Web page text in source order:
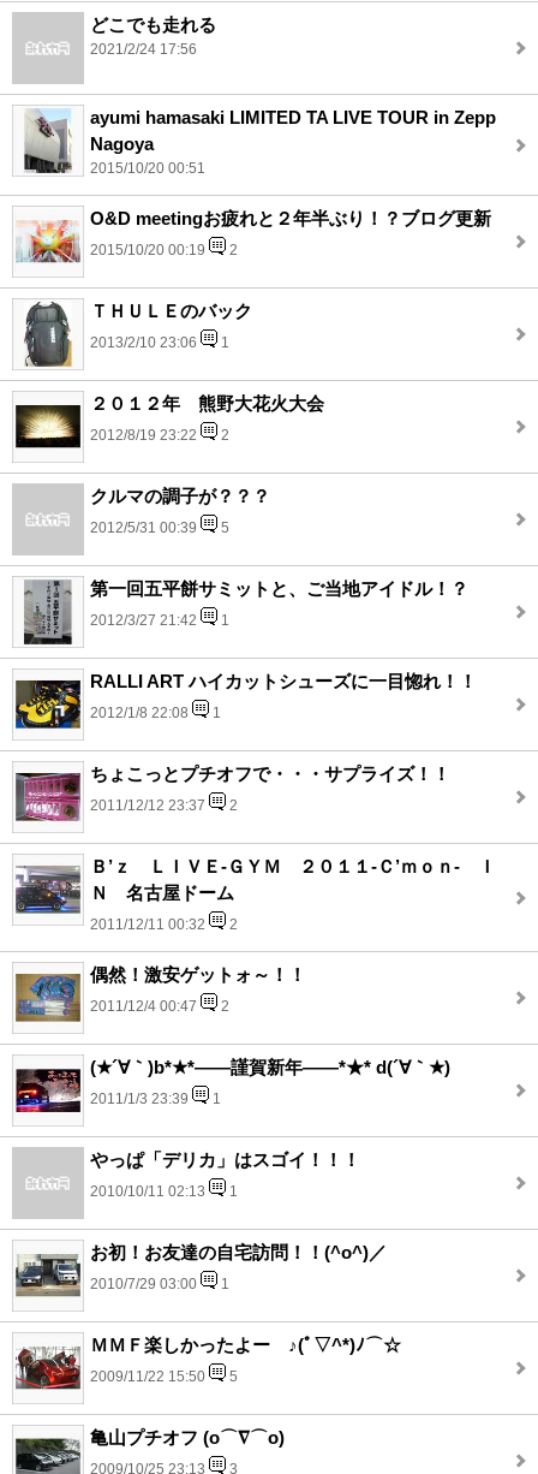
どこでも走れる
2021/2/24 17:56
ayumi hamasaki LIMITED TA LIVE TOUR in Zepp
Nagoya
2015/10/20 00:51
O&D meetingお疲れと２年半ぶり！？ブログ更新
2015/10/20 00:19 2
ＴＨＵＬＥのバック
2013/2/10 23:06 1
２０１２年 熊野大花火大会
2012/8/19 23:22 2
クルマの調子が？？？
2012/5/31 00:39 5
第一回五平餅サミットと、ご当地アイドル！？
2012/3/27 21:42 1
RALLI ART ハイカットシューズに一目惚れ！！
2012/1/8 22:08 1
ちょこっとプチオフで・・・サプライズ！！
2011/12/12 23:37 2
Ｂ’ｚ ＬＩＶＥ-ＧＹＭ ２０１１-Ｃ’ｍｏｎ- Ｉ
Ｎ 名古屋ドーム
2011/12/11 00:32 2
偶然！激安ゲットォ～！！
2011/12/4 00:47 2
(★´∀｀)b*★*――謹賀新年――*★* d(´∀｀★)
2011/1/3 23:39 1
やっぱ「デリカ」はスゴイ！！！
2010/10/11 02:13 1
お初！お友達の自宅訪問！！(^o^)／
2010/7/29 03:00 1
ＭＭＦ楽しかったよー ♪(ﾟ▽^*)ﾉ⌒☆
2009/11/22 15:50 5
亀山プチオフ (o⌒∇⌒o)
2009/10/25 23:13 3